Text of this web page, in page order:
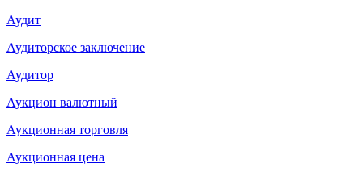
Аудит
Аудиторское заключение
Аудитор
Аукцион валютный
Аукционная торговля
Аукционная цена